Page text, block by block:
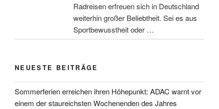
Radreisen erfreuen sich in Deutschland
weiterhin großer Beliebtheit. Sei es aus
Sportbewusstheit oder …
NEUESTE BEITRÄGE
Sommerferien erreichen ihren Höhepunkt: ADAC warnt vor
einem der staureichsten Wochenenden des Jahres